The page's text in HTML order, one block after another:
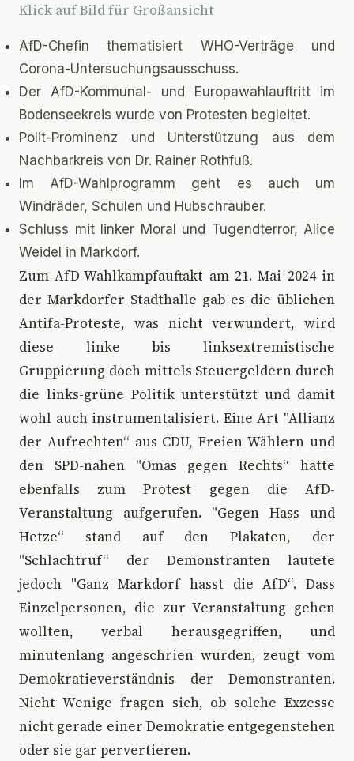
Klick auf Bild für Großansicht
AfD-Chefin thematisiert WHO-Verträge und
Corona-Untersuchungsausschuss.
Der AfD-Kommunal- und Europawahlauftritt im
Bodenseekreis wurde von Protesten begleitet.
Polit-Prominenz und Unterstützung aus dem
Nachbarkreis von Dr. Rainer Rothfuß.
Im AfD-Wahlprogramm geht es auch um
Windräder, Schulen und Hubschrauber.
Schluss mit linker Moral und Tugendterror, Alice
Weidel in Markdorf.
Zum AfD-Wahlkampfauftakt am 21. Mai 2024 in
der Markdorfer Stadthalle gab es die üblichen
Antifa-Proteste, was nicht verwundert, wird
diese linke bis linksextremistische
Gruppierung doch mittels Steuergeldern durch
die links-grüne Politik unterstützt und damit
wohl auch instrumentalisiert. Eine Art "Allianz
der Aufrechten“ aus CDU, Freien Wählern und
den SPD-nahen "Omas gegen Rechts“ hatte
ebenfalls zum Protest gegen die AfD-
Veranstaltung aufgerufen. "Gegen Hass und
Hetze“ stand auf den Plakaten, der
"Schlachtruf“ der Demonstranten lautete
jedoch "Ganz Markdorf hasst die AfD“. Dass
Einzelpersonen, die zur Veranstaltung gehen
wollten, verbal herausgegriffen, und
minutenlang angeschrien wurden, zeugt vom
Demokratieverständnis der Demonstranten.
Nicht Wenige fragen sich, ob solche Exzesse
nicht gerade einer Demokratie entgegenstehen
oder sie gar pervertieren.